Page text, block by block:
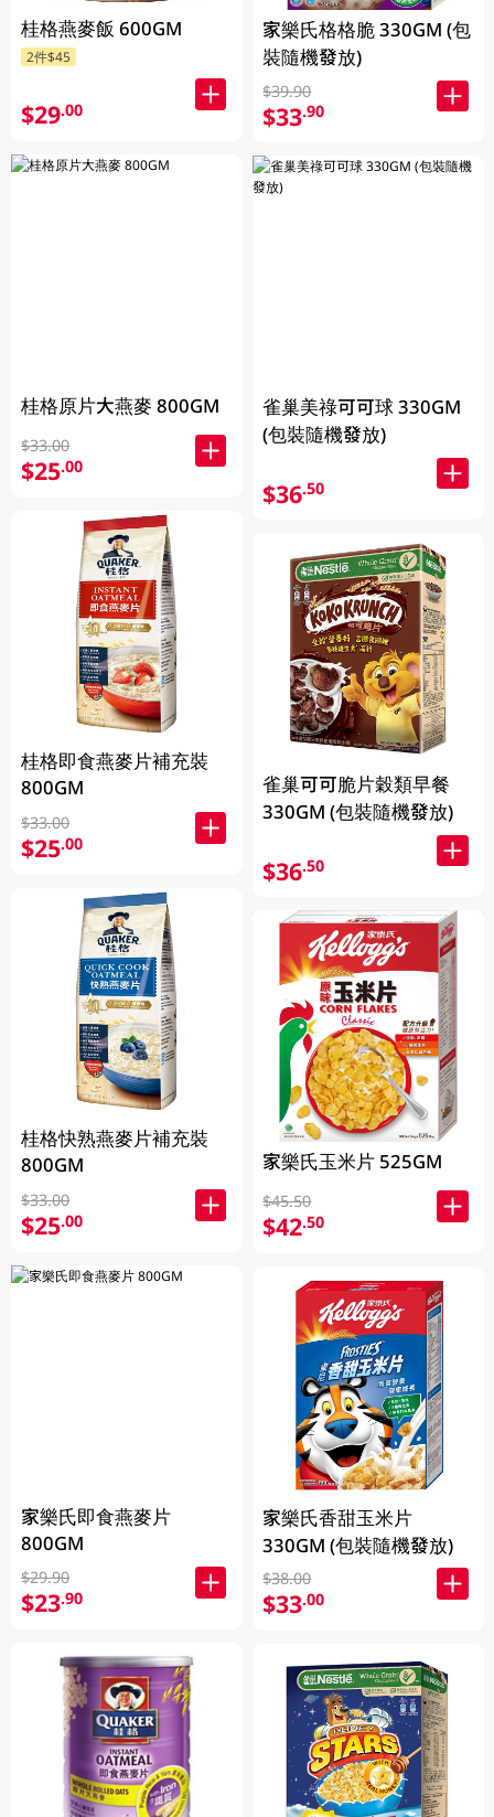
桂格燕麥飯 600GM
2件$45
$29.00
桂格原片大燕麥 800GM
$33.00
$25.00
桂格即食燕麥片補充裝
800GM
$33.00
$25.00
桂格快熟燕麥片補充裝
800GM
$33.00
$25.00
家樂氏即食燕麥片
800GM
$29.90
$23.90
家樂氏格格脆 330GM (包
裝隨機發放)
$39.90
$33.90
雀巢美祿可可球 330GM
(包裝隨機發放)
$36.50
雀巢可可脆片穀類早餐
330GM (包裝隨機發放)
$36.50
家樂氏玉米片 525GM
$45.50
$42.50
家樂氏香甜玉米片
330GM (包裝隨機發放)
$38.00
$33.00